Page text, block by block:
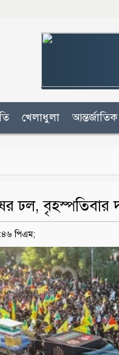
খেলাধুলা আন্তর্জাতিক
ঢল, বৃহস্পতিবার
পিএম;